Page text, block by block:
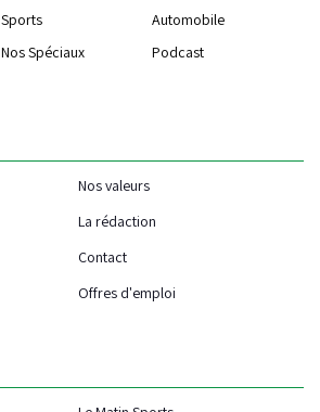
Sports
Automobile
Nos Spéciaux Podcast
Nos valeurs
La rédaction
Contact
Offres d'emploi